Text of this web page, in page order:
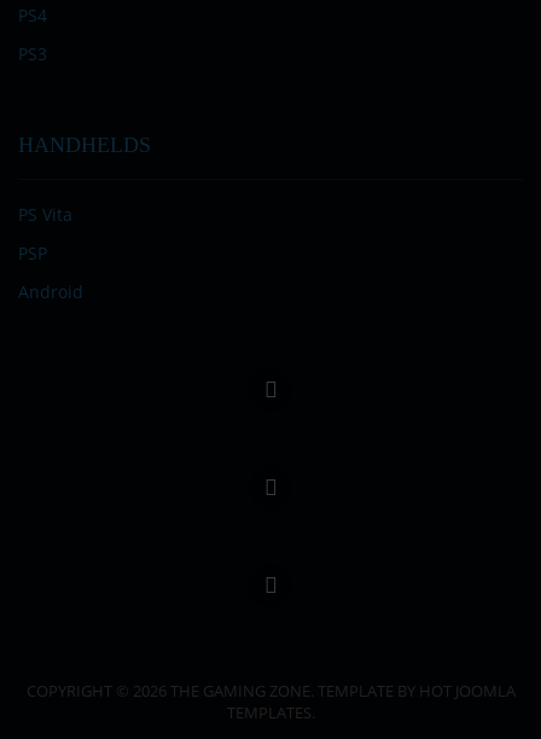
PS4
PS3
HANDHELDS
PS Vita
PSP
Android
COPYRIGHT © 2026 THE GAMING ZONE. TEMPLATE BY HOT JOOMLA
TEMPLATES.